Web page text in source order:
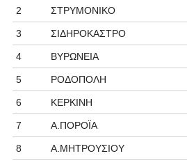
2 ΣΤΡΥΜΟΝΙΚΟ
3 ΣΙΔΗΡΟΚΑΣΤΡΟ
4 ΒΥΡΩΝΕΙΑ
5 ΡΟΔΟΠΟΛΗ
6 ΚΕΡΚΙΝΗ
7 Α.ΠΟΡΟΪΑ
8 Α.ΜΗΤΡΟΥΣΙΟΥ